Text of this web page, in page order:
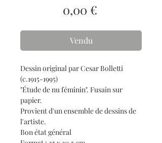
0,00 €Prix
Vendu
Dessin original par Cesar Bolletti
(c.1915-1995)
"Étude de nu féminin". Fusain sur
papier.
Provient d'un ensemble de dessins de
l'artiste.
Bon état général